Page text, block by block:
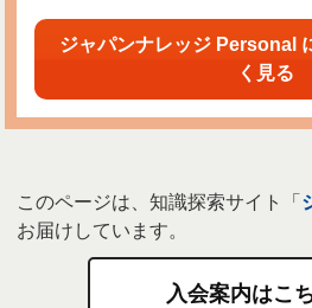
ジャパンナレッジ Personal
く見る
このページは、知識探索サイト「
お届けしています。
入会案内はこ